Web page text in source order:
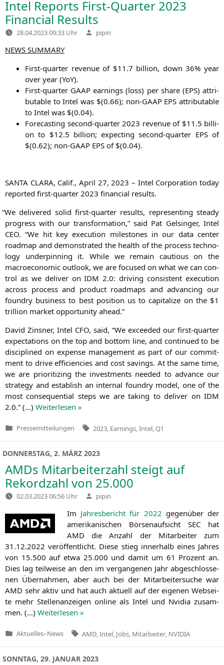
Intel Reports First-Quarter 2023
Financial Results
28.04.2023 09:33 Uhr Verfasst
von
pipin
NEWS SUMMARY
First-quar­ter reve­nue of $11.7 bil­li­on, down 36% year
over year (YoY).
First-quar­ter GAAP ear­nings (loss) per share (EPS) attri­
bu­ta­ble to Intel was $(0.66); non-GAAP EPS attri­bu­ta­ble
to Intel was $(0.04).
Fore­cas­ting second-quar­ter 2023 reve­nue of $11.5 bil­li­
on to $12.5 bil­li­on; expec­ting second-quar­ter EPSof
$(0.62); non-GAAP EPS of $(0.04).
SANTA CLARA, Calif., April 27, 2023 – Intel Cor­po­ra­ti­on today
repor­ted first-quar­ter 2023 finan­cial results.
“We deli­ver­ed solid first-quar­ter results, repre­sen­ting ste­ady
pro­gress with our trans­for­ma­ti­on,” said Pat Gel­sin­ger, Intel
CEO. “We hit key exe­cu­ti­on mile­sto­nes in our data cen­ter
road­map and demons­tra­ted the health of the pro­cess tech­no­
lo­gy under­pin­ning it. While we remain cau­tious on the
macroe­co­no­mic out­look, we are focu­sed on what we can con­
trol as we deli­ver onIDM 2.0: dri­ving con­sis­tent exe­cu­ti­on
across pro­cess and pro­duct road­maps and advan­cing our
foundry busi­ness to best posi­ti­on us to capi­ta­li­ze on the $1
tril­li­on mar­ket oppor­tu­ni­ty ahead.”
David Zins­ner, Intel CFO, said, “We excee­ded our first-quar­ter
expec­ta­ti­ons on the top and bot­tom line, and con­tin­ued to be
disci­pli­ned on expen­se manage­ment as part of our com­mit­
ment to dri­ve effi­ci­en­ci­es and cost savings. At the same time,
we are prio­ri­tiz­ing the invest­ments nee­ded to advan­ce our
stra­tegy and estab­lish an inter­nal foundry model, one of the
most con­se­quen­ti­al steps we are taking to deli­ver on IDM
2.0.” (…) Wei­ter­le­sen »
Veröffentlicht
Pressemitteilungen Tags:
2023 Earnings Intel Q1
DONNERSTAG, 2. MÄRZ 2023
AMDs Mitarbeiterzahl steigt auf
Rekordzahl von 25.000
02.03.2023 06:56 Uhr Verfasst
von
pipin
Im Jah­res­be­richt für 2022 gegen­über der
ame­ri­ka­ni­schen Bör­sen­auf­sicht SEC hat
AMD die Anzahl der Mit­ar­bei­ter zum
31.12.2022 ver­öf­fent­licht. Die­se stieg inner­halb eines Jah­res
von 15.500 auf etwa 25.000 und damit um 61 Pro­zent an.
Dies lag teil­wei­se an den im ver­gan­ge­nen Jahr abge­schlos­se­
nen Über­nah­men, aber auch bei der Mit­ar­bei­ter­su­che war
AMD sehr aktiv und hat auch aktu­ell auf der eige­nen Web­sei­
te mehr Stel­len­an­zei­gen online als Intel und Nvi­dia zusam­
men. (…) Wei­ter­le­sen »
Veröffentlicht
Aktuelles–News Tags:
AMD Intel Jobs Mitarbeiter NVIDIA
SONNTAG, 29. JANUAR 2023